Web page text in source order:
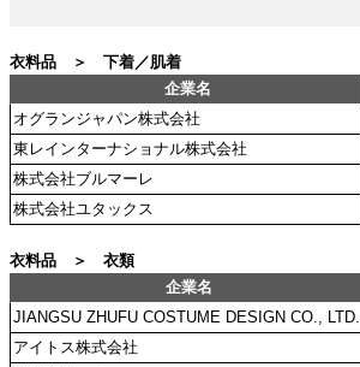
衣料品 ＞ 下着／肌着
企業名
オグランジャパン株式会社
東レインターナショナル株式会社
株式会社ブルマーレ
株式会社ユタックス
衣料品 ＞ 衣類
企業名
JIANGSU ZHUFU COSTUME DESIGN CO., LTD.
アイトス株式会社